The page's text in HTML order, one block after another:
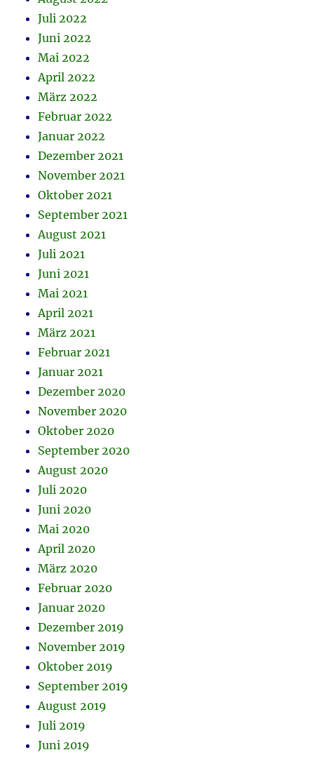
Juli 2022
Juni 2022
Mai 2022
April 2022
März 2022
Februar 2022
Januar 2022
Dezember 2021
November 2021
Oktober 2021
September 2021
August 2021
Juli 2021
Juni 2021
Mai 2021
April 2021
März 2021
Februar 2021
Januar 2021
Dezember 2020
November 2020
Oktober 2020
September 2020
August 2020
Juli 2020
Juni 2020
Mai 2020
April 2020
März 2020
Februar 2020
Januar 2020
Dezember 2019
November 2019
Oktober 2019
September 2019
August 2019
Juli 2019
Juni 2019